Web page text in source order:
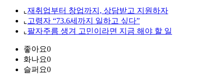
⌞ 재취업부터 창업까지, 상담받고 지원하자
⌞ 고령자 “73.6세까지 일하고 싶다”
⌞ 팔자주름 생겨 고민이라면 지금 해야 할 일
좋아요0
화나요0
슬퍼요0